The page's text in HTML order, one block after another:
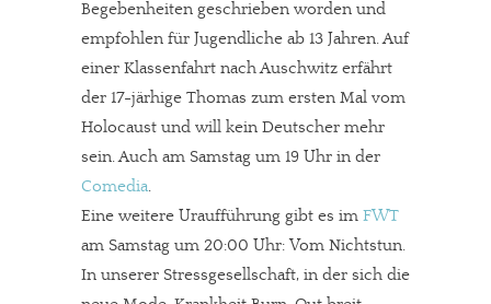
Begebenheiten geschrieben worden und
empfohlen für Jugendliche ab 13 Jahren. Auf
einer Klassenfahrt nach Auschwitz erfährt
der 17-järhige Thomas zum ersten Mal vom
Holocaust und will kein Deutscher mehr
sein. Auch am Samstag um 19 Uhr in der
Comedia.
Eine weitere Uraufführung gibt es im FWT
am Samstag um 20:00 Uhr: Vom Nichtstun.
In unserer Stressgesellschaft, in der sich die